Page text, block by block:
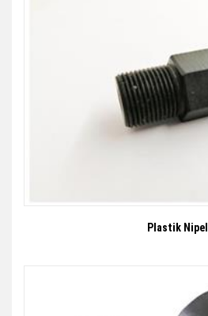
Plastik Nipel